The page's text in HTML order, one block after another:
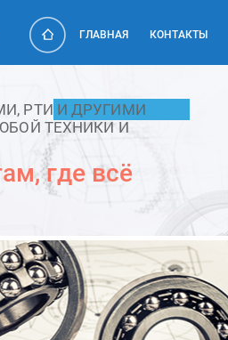
ГЛАВНАЯ КОНТАКТЫ
РТИ И ДРУГИМИ
ТЕХНИКИ И
где всё